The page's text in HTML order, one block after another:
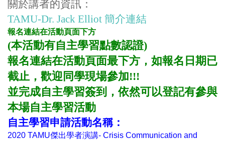
關於講者的資訊：
TAMU-Dr. Jack Elliot 簡介連結
報名連結在活動頁面下方
(本活動有自主學習點數認證)
報名連結在活動頁面最下方，如報名日期已
截止，歡迎同學現場參加!!!
並完成自主學習簽到，依然可以登記有參與
本場自主學習活動
自主學習申請活動名稱：
2020 TAMU傑出學者演講- Crisis Communication and